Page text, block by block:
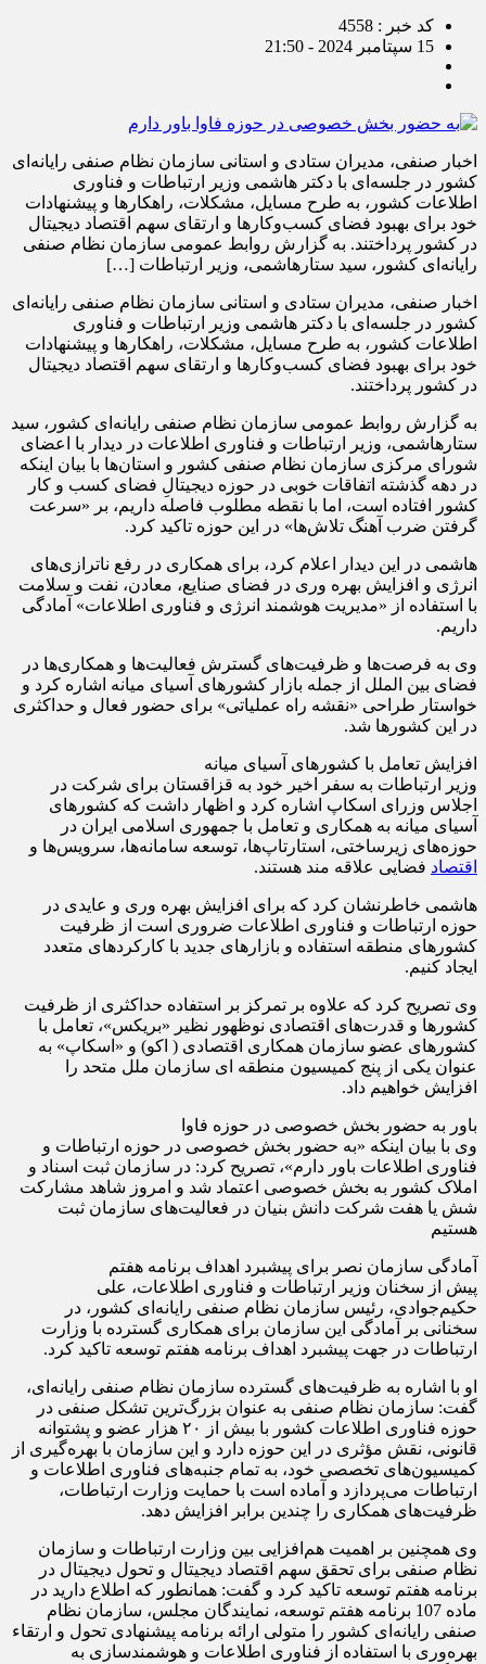
کد خبر : 4558
15 سپتامبر 2024 - 21:50
اخبار صنفی، مدیران ستادی و استانی سازمان نظام صنفی رایانه‌ای
کشور در جلسه‌ای با دکتر‌ هاشمی وزیر ارتباطات و فناوری
اطلاعات کشور، به طرح مسایل، مشکلات، راهکارها و پیشنهادات
خود برای بهبود فضای کسب‌وکارها و ارتقای سهم اقتصاد دیجیتال
در کشور پرداختند. به گزارش روابط عمومی سازمان نظام صنفی
رایانه‌ای کشور، سید ستار‌هاشمی، وزیر ارتباطات […]
اخبار صنفی، مدیران ستادی و استانی سازمان نظام صنفی رایانه‌ای
کشور در جلسه‌ای با دکتر‌ هاشمی وزیر ارتباطات و فناوری
اطلاعات کشور، به طرح مسایل، مشکلات، راهکارها و پیشنهادات
خود برای بهبود فضای کسب‌وکارها و ارتقای سهم اقتصاد دیجیتال
در کشور پرداختند.
به گزارش روابط عمومی سازمان نظام صنفی رایانه‌ای کشور، سید
ستار‌هاشمی، وزیر ارتباطات و فناوری اطلاعات در دیدار با اعضای
شورای مرکزی سازمان نظام صنفی کشور و استان‌ها با بیان اینکه
در دهه گذشته اتفاقات خوبی در حوزه دیجیتالِ فضای کسب و کار
کشور افتاده است، اما با نقطه مطلوب فاصله داریم، بر «سرعت
گرفتن ضرب آهنگ تلاش‌ها» در این حوزه تاکید کرد.
‌هاشمی در این دیدار اعلام کرد، برای همکاری در رفع ناترازی‌های
انرژی و افزایش بهره وری در فضای صنایع، معادن، نفت و سلامت
با استفاده از «مدیریت هوشمند انرژی و فناوری اطلاعات» آمادگی
داریم.
وی به فرصت‌ها و ظرفیت‌های گسترش فعالیت‌ها و همکاری‌ها در
فضای بین الملل از جمله بازار کشورهای آسیای میانه اشاره کرد و
خواستار طراحی «نقشه راه عملیاتی» برای حضور فعال و حداکثری
در این کشورها شد.
افزایش تعامل با کشورهای آسیای میانه
وزیر ارتباطات به سفر اخیر خود به قزاقستان برای شرکت در
اجلاس وزرای اسکاپ اشاره کرد و اظهار داشت که کشورهای
آسیای میانه به همکاری و تعامل با جمهوری اسلامی ایران در
حوزه‌های زیرساختی، استارتاپ‌ها، توسعه سامانه‌ها، سرویس‌ها و
اقتصاد فضایی علاقه مند هستند.
هاشمی خاطرنشان کرد که برای افزایش بهره وری و عایدی در
حوزه ارتباطات و فناوری اطلاعات ضروری است از ظرفیت
کشورهای منطقه استفاده و بازارهای جدید با کارکردهای متعدد
ایجاد کنیم.
وی تصریح کرد که علاوه بر تمرکز بر استفاده حداکثری از ظرفیت
کشورها و قدرت‌های اقتصادی نوظهور نظیر «بریکس»، تعامل با
کشورهای عضو سازمان همکاری اقتصادی ( اکو) و «اسکاپ» به
عنوان یکی از پنج کمیسیون منطقه ای سازمان ملل متحد را
افزایش خواهیم داد.
باور به حضور بخش خصوصی در حوزه فاوا
وی با بیان اینکه «به حضور بخش خصوصی در حوزه ارتباطات و
فناوری اطلاعات باور دارم»، تصریح کرد: در سازمان ثبت اسناد و
املاک کشور به بخش خصوصی اعتماد شد و امروز شاهد مشارکت
شش یا هفت شرکت دانش بنیان در فعالیت‌های سازمان ثبت
هستیم
آمادگی سازمان نصر برای پیشبرد اهداف برنامه هفتم
پیش از سخنان وزیر ارتباطات و فناوری اطلاعات، علی
حکیم‌جوادی، رئیس سازمان نظام صنفی رایانه‌ای کشور، در
سخنانی بر آمادگی این سازمان برای همکاری گسترده با وزارت
ارتباطات در جهت پیشبرد اهداف برنامه هفتم توسعه تاکید کرد.
او با اشاره به ظرفیت‌های گسترده سازمان نظام صنفی رایانه‌ای،
گفت: سازمان نظام صنفی به عنوان بزرگ‌ترین تشکل صنفی در
حوزه فناوری اطلاعات کشور با بیش از ۲۰ هزار عضو و پشتوانه
قانونی، نقش مؤثری در این حوزه دارد و این سازمان با بهره‌گیری از
کمیسیون‌های تخصصی خود، به تمام جنبه‌های فناوری اطلاعات و
ارتباطات می‌پردازد و آماده است با حمایت وزارت ارتباطات،
ظرفیت‌های همکاری را چندین برابر افزایش دهد.
وی همچنین بر اهمیت هم‌افزایی بین وزارت ارتباطات و سازمان
نظام صنفی برای تحقق سهم اقتصاد دیجیتال و تحول دیجیتال در
برنامه هفتم توسعه تاکید کرد و گفت: همانطور که اطلاع دارید در
ماده 107 برنامه هفتم توسعه، نمایندگان مجلس، سازمان نظام
صنفی رایانه‌ای کشور را متولی ارائه برنامه پیشنهادی تحول و ارتقاء
بهره‌وری با استفاده از فناوری اطلاعات و هوشمندسازی به